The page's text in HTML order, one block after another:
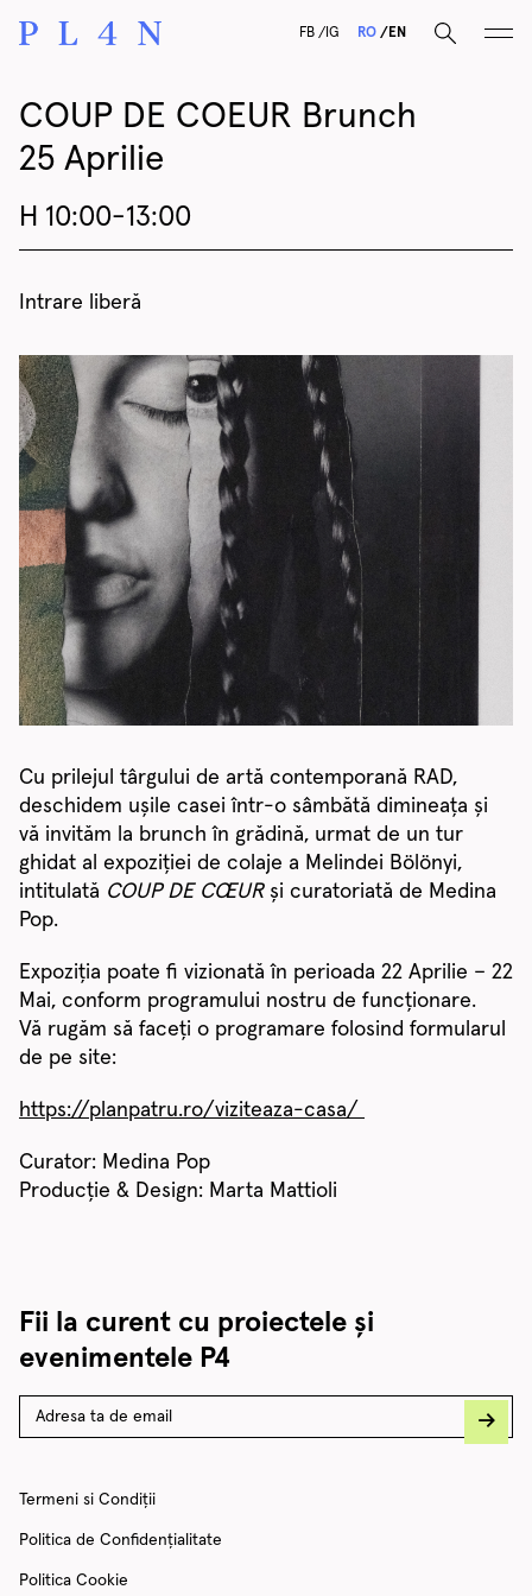
FB G RO EN
COUP DE COEUR Brunch
25 Aprilie
H 10:00-13:00
Intrare liberă
Cu prilejul târgului de artă contemporană RAD,
deschidem ușile casei într-o sâmbătă dimineața și
vă invităm la brunch în grădină, urmat de un tur
ghidat al expoziției de colaje a Melindei Bölönyi,
intitulată COUP DE CŒURși curatoriată de Medina
Pop.
Expoziția poate fi vizionată în perioada 22 Aprilie – 22
Mai, conform programului nostru de funcționare.
Vă rugăm să faceți o programare folosind formularul
de pe site:
https://planpatru.ro/viziteaza-casa/
Curator: Medina Pop
Producție & Design: Marta Mattioli
Fii la curent cu proiectele și
evenimentele P4
Termeni si Condiții
Politica de Confidențialitate
Politica Cookie